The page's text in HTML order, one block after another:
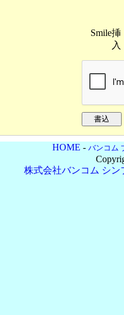
Smile挿
入
HOME - バンコム
株式会社バンコム シン